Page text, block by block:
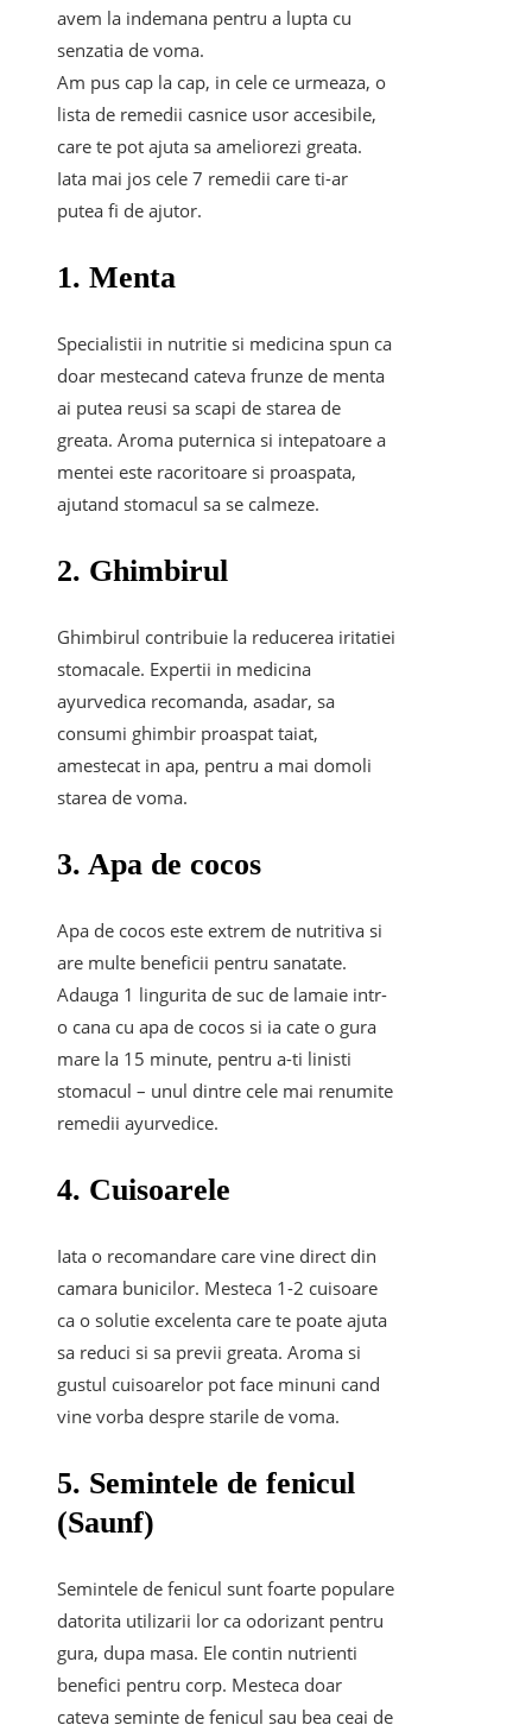
avem la indemana pentru a lupta cu
senzatia de voma.
Am pus cap la cap, in cele ce urmeaza, o
lista de remedii casnice usor accesibile,
care te pot ajuta sa ameliorezi greata.
Iata mai jos cele 7 remedii care ti-ar
putea fi de ajutor.
1. Menta
Specialistii in nutritie si medicina spun ca
doar mestecand cateva frunze de menta
ai putea reusi sa scapi de starea de
greata. Aroma puternica si intepatoare a
mentei este racoritoare si proaspata,
ajutand stomacul sa se calmeze.
2. Ghimbirul
Ghimbirul contribuie la reducerea iritatiei
stomacale. Expertii in medicina
ayurvedica recomanda, asadar, sa
consumi ghimbir proaspat taiat,
amestecat in apa, pentru a mai domoli
starea de voma.
3. Apa de cocos
Apa de cocos este extrem de nutritiva si
are multe beneficii pentru sanatate.
Adauga 1 lingurita de suc de lamaie intr-
o cana cu apa de cocos si ia cate o gura
mare la 15 minute, pentru a-ti linisti
stomacul – unul dintre cele mai renumite
remedii ayurvedice.
4. Cuisoarele
Iata o recomandare care vine direct din
camara bunicilor. Mesteca 1-2 cuisoare
ca o solutie excelenta care te poate ajuta
sa reduci si sa previi greata. Aroma si
gustul cuisoarelor pot face minuni cand
vine vorba despre starile de voma.
5. Semintele de fenicul
(Saunf)
Semintele de fenicul sunt foarte populare
datorita utilizarii lor ca odorizant pentru
gura, dupa masa. Ele contin nutrienti
benefici pentru corp. Mesteca doar
cateva seminte de fenicul sau bea ceai de